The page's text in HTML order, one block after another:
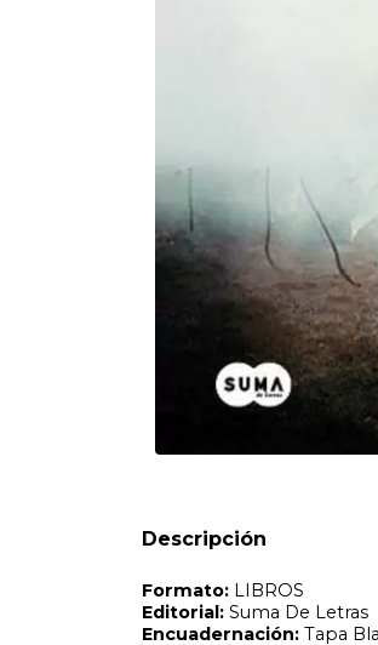
Descripción
Suma De Letras
Encuadernación:Tapa Blanda
Español
9789877392319
Fecha Publicación:
pequeño. Treinta años después,
profesor de Periodismo, tratarán
exinspector del FBI, a reconstruir
enigma lleno de recovecos en los